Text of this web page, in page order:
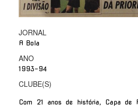
JORNAL
A Bola
ANO
1993-94
CLUBE(S)
Com 21 anos de história, Capa de